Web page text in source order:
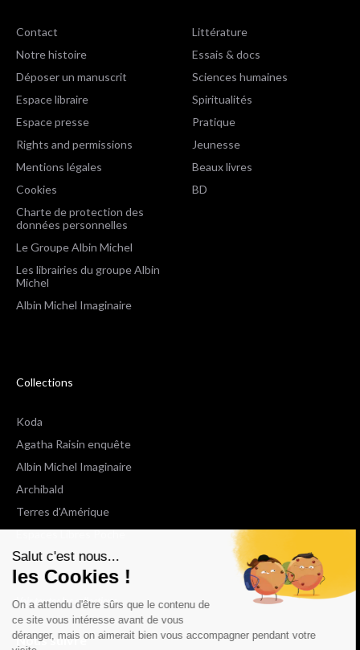
Salut c'est nous...
les Cookies !
On a attendu d'être sûrs que le contenu de
ce site vous intéresse avant de vous
déranger, mais on aimerait bien vous accompagner pendant votre
Contact
Notre histoire
Déposer un manuscrit
Espace libraire
Espace presse
Rights and permissions
Mentions légales
Cookies
Charte de protection des
données personnelles
Le Groupe Albin Michel
Les librairies du groupe Albin
Michel
Albin Michel Imaginaire
Littérature
Essais & docs
Sciences humaines
Spiritualités
Pratique
Jeunesse
Beaux livres
BD
Collections
Koda
Agatha Raisin enquête
Albin Michel Imaginaire
Archibald
Terres d'Amérique
Espaces Libres Poche
NOX
Wiz
Voir toutes les collections
Nous suivre